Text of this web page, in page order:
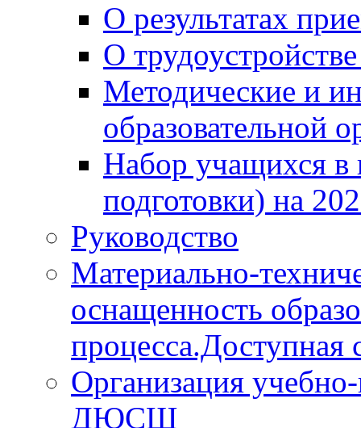
О результатах
О
Методические и
образовательной
Набор учащихся
подготовки) на
Руководство
Материально-
оснащенность
процесса.Доступная
Организация
ДЮСШ